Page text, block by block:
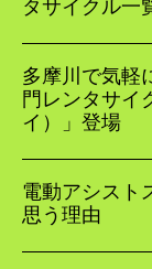
タサイクル一
多摩川で気
門レンタサイ
イ）」登場
電動アシスト
思う理由